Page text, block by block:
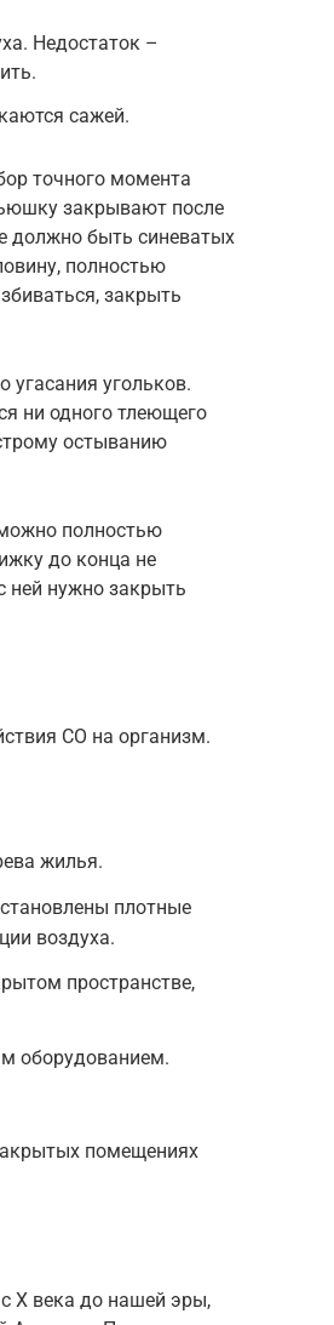
Недостаток –
сажей.
точного момента
закрывают после
должно быть синеватых
полностью
закрыть
угасания угольков.
ни одного тлеющего
остыванию
полностью
до конца не
ней нужно закрыть
СО на организм.
жилья.
плотные
воздуха.
пространстве,
оборудованием.
помещениях
X века до нашей эры,